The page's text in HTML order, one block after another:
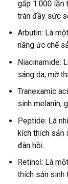
gấp 1.000 lần
tràn đầy sức
Arbutin: Là
năng ức chế
Niacinamide:
sáng da, mờ
Tranexamic
sinh melanin,
Peptide: Là
kích thích sản
đàn hồi.
Retinol: Là
thích sản sinh